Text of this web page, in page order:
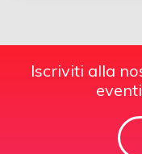
Iscriviti alla